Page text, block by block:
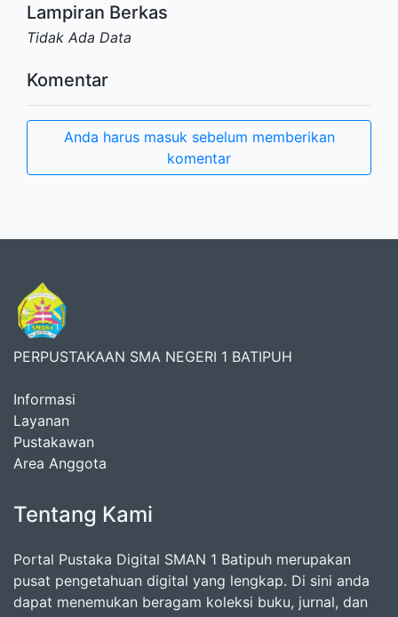
Lampiran Berkas
Tidak Ada Data
Komentar
Anda harus masuk sebelum memberikan
komentar
PERPUSTAKAAN SMA NEGERI 1 BATIPUH
Informasi
Layanan
Pustakawan
Area Anggota
Tentang Kami
Portal Pustaka Digital SMAN 1 Batipuh merupakan
pusat pengetahuan digital yang lengkap. Di sini anda
dapat menemukan beragam koleksi buku, jurnal, dan